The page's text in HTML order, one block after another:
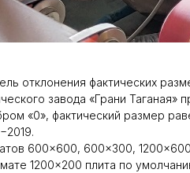
отклонения фактических
завода «Грани Таганая»
«0», фактический размер
600×600, 600×300,
1200×200 плита по